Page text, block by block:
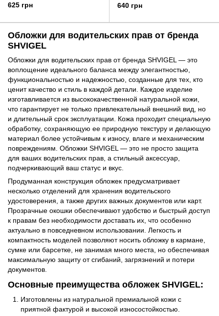
625 грн
Shvigel 13964 Темно-
коричневая
640 грн
Обложки для водительских прав от бренда
SHVIGEL
Обложки для водительских прав от бренда SHVIGEL — это
воплощение идеального баланса между элегантностью,
функциональностью и надежностью, созданные для тех, кто
ценит качество и стиль в каждой детали. Каждое изделие
изготавливается из высококачественной натуральной кожи,
что гарантирует не только привлекательный внешний вид, но
и длительный срок эксплуатации. Кожа проходит специальную
обработку, сохраняющую ее природную текстуру и делающую
материал более устойчивым к износу, влаге и механическим
повреждениям. Обложки SHVIGEL — это не просто защита
для ваших водительских прав, а стильный аксессуар,
подчеркивающий ваш статус и вкус.
Продуманная конструкция обложек предусматривает
несколько отделений для хранения водительского
удостоверения, а также других важных документов или карт.
Прозрачные окошки обеспечивают удобство и быстрый доступ
к правам без необходимости доставать их, что особенно
актуально в повседневном использовании. Легкость и
компактность моделей позволяют носить обложку в кармане,
сумке или барсетке, не занимая много места, но обеспечивая
максимальную защиту от сгибаний, загрязнений и потери
документов.
Основные преимущества обложек SHVIGEL:
Изготовлены из натуральной премиальной кожи с
приятной фактурой и высокой износостойкостью.